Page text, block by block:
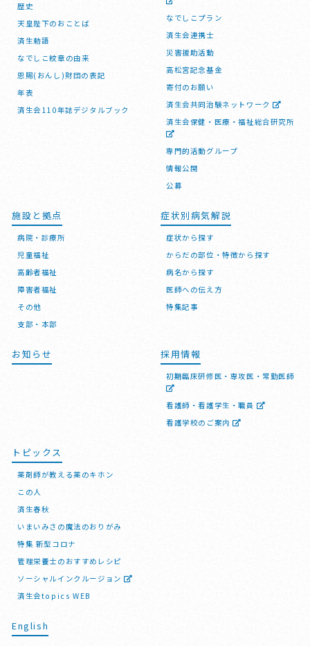
歴史
天皇陛下のおことば
済生勅語
なでしこ紋章の由来
恩賜(おんし)財団の表記
年表
済生会110年誌デジタルブック
なでしこプラン
済生会連携士
災害援助活動
高松宮記念基金
寄付のお願い
済生会共同治験ネットワーク
済生会保健・医療・福祉総合研究所
専門的活動グループ
情報公開
公募
施設と拠点
病院・診療所
児童福祉
高齢者福祉
障害者福祉
その他
支部・本部
症状別病気解説
症状から探す
からだの部位・特徴から探す
病名から探す
医師への伝え方
特集記事
お知らせ 採用情報
初期臨床研修医・専攻医・常勤医師
看護師・看護学生・職員
看護学校のご案内
トピックス
薬剤師が教える薬のキホン
この人
済生春秋
いまいみさの魔法のおりがみ
特集 新型コロナ
管理栄養士のおすすめレシピ
ソーシャルインクルージョン
済生会topics WEB
English